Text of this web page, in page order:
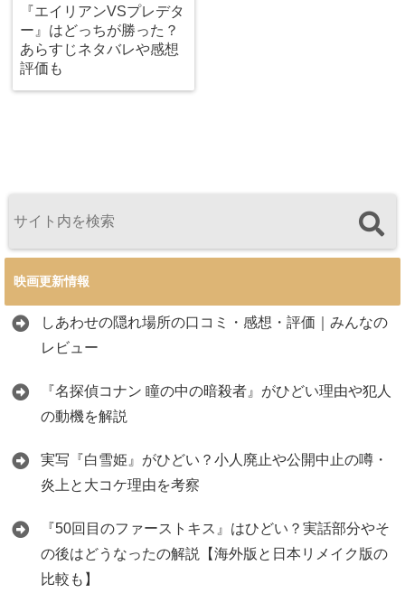
『エイリアンVSプレデタ
ー』はどっちが勝った？
あらすじネタバレや感想
評価も
映画更新情報
しあわせの隠れ場所の口コミ・感想・評価｜みんなの
レビュー
『名探偵コナン 瞳の中の暗殺者』がひどい理由や犯人
の動機を解説
実写『白雪姫』がひどい？小人廃止や公開中止の噂・
炎上と大コケ理由を考察
『50回目のファーストキス』はひどい？実話部分やそ
の後はどうなったの解説【海外版と日本リメイク版の
比較も】